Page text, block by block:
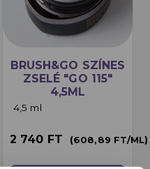
BRUSH&GO SZÍNES
ZSELÉ "GO 115"
4,5ML
4,5 ml
2 740 FT (608,89 FT/ML)